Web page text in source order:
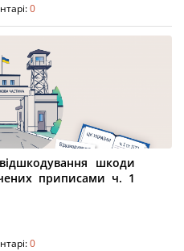
0
шкоди
приписами ч. 1
0